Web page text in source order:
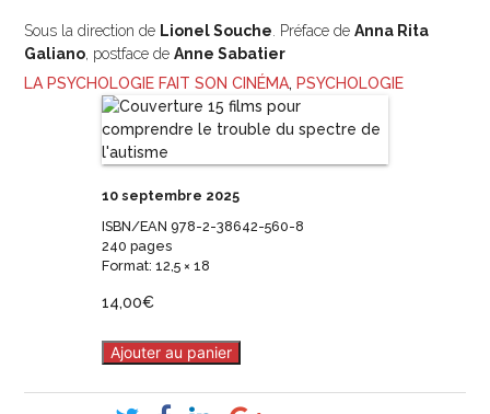
Sous la direction de Lionel Souche . Préface de Anna Rita
Galiano, postface de Anne Sabatier
LA PSYCHOLOGIE FAIT SON CINÉMA, PSYCHOLOGIE
10 septembre 2025
ISBN/EAN 978-2-38642-560-8
240 pages
Format: 12,5 × 18
14,00€
Ajouter au panier